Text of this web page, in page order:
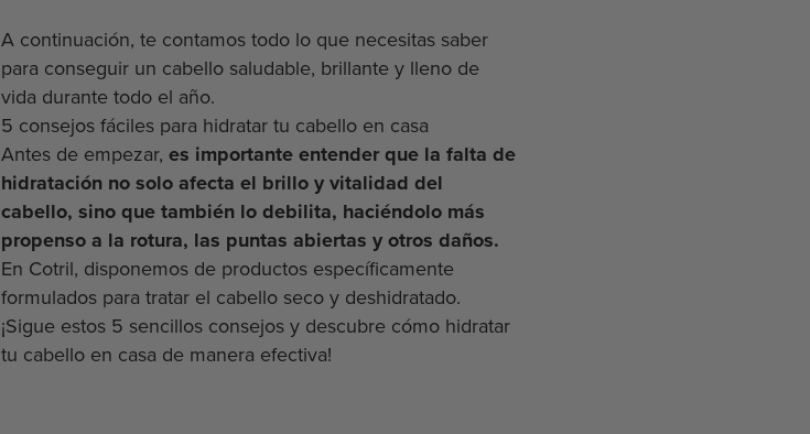
A continuación, te contamos todo lo que necesitas saber
para conseguir un cabello saludable, brillante y lleno de
vida durante todo el año.
5 consejos fáciles para hidratar tu cabello en casa
Antes de empezar, es importante entender que la falta de
hidratación no solo afecta el brillo y vitalidad del
cabello, sino que también lo debilita, haciéndolo más
propenso a la rotura, las puntas abiertas y otros daños.
En Cotril, disponemos de productos específicamente
formulados para tratar el cabello seco y deshidratado.
¡Sigue estos 5 sencillos consejos y descubre cómo hidratar
tu cabello en casa de manera efectiva!